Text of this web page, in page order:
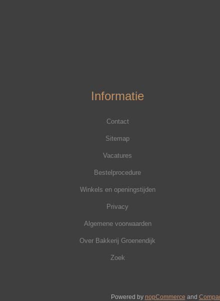
Informatie
Contact
Sitemap
Vacatures
Bestelprocedure
Winkels en openingstijden
Privacy
Algemene voorwaarden
Over Bakkerij Groenendijk
Zoek
Powered by nopCommerce and